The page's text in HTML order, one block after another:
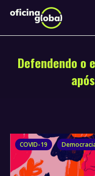
Defendendo o
COVID-19